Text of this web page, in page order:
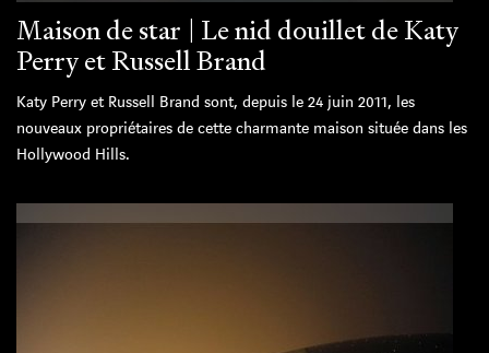
Maison de star | Le nid douillet de Katy
Perry et Russell Brand
Katy Perry et Russell Brand sont, depuis le 24 juin 2011, les
nouveaux propriétaires de cette charmante maison située dans les
Hollywood Hills.